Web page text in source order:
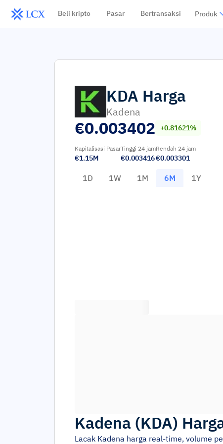
Beli kripto Pasar Bertransaksi Produk
KDA Harga
Kadena
€0.003402 +0.81621%
Kapitalisasi Pasar
€1.15M
Tinggi 24 jam
€0.003416
Rendah 24 jam
€0.003301
1D 1W 1M 6M 1Y
Kadena (KDA)
Lacak Kadena harga real-time, volume